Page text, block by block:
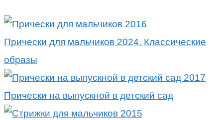
Прически для мальчиков 2024. Классические
образы
Прически на выпускной в детский сад